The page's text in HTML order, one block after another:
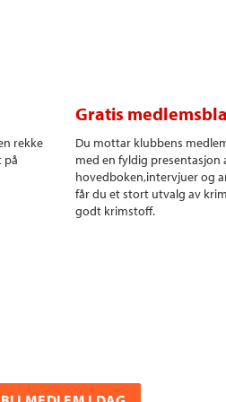
rekke
på
Gratis
Du mottar klubbens
med en fyldig presentasjon
hovedboken,intervjuer og
får du et stort utvalg av
godt krimstoff.